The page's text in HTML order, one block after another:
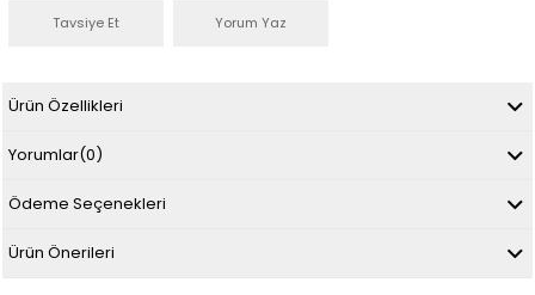
Tavsiye Et Yorum Yaz
Ürün Özellikleri
Yorumlar(0)
Ödeme Seçenekleri
Ürün Önerileri